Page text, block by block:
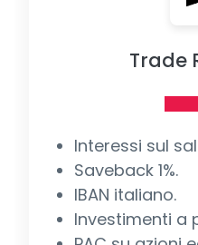
Trade
Interessi sul
Saveback 1%.
IBAN italiano.
Investimenti a